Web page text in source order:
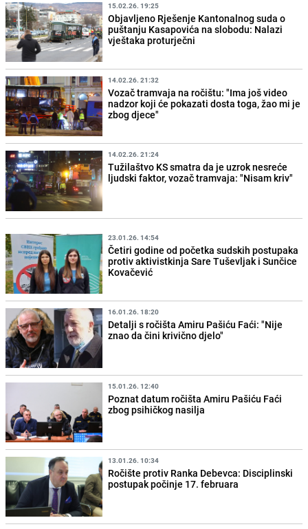
15.02.26. 19:25
Objavljeno Rješenje Kantonalnog suda o
puštanju Kasapovića na slobodu: Nalazi
vještaka proturječni
14.02.26. 21:32
Vozač tramvaja na ročištu: "Ima još video
nadzor koji će pokazati dosta toga, žao mi je
zbog djece"
14.02.26. 21:24
Tužilaštvo KS smatra da je uzrok nesreće
ljudski faktor, vozač tramvaja: "Nisam kriv"
23.01.26. 14:54
Četiri godine od početka sudskih postupaka
protiv aktivistkinja Sare Tuševljak i Sunčice
Kovačević
16.01.26. 18:20
Detalji s ročišta Amiru Pašiću Faći: "Nije
znao da čini krivično djelo"
15.01.26. 12:40
Poznat datum ročišta Amiru Pašiću Faći
zbog psihičkog nasilja
13.01.26. 10:34
Ročište protiv Ranka Debevca: Disciplinski
postupak počinje 17. februara